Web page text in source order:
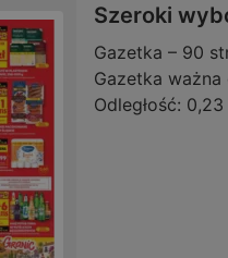
Szeroki
Gazetka – 90
Gazetka ważna
Odległość: 0,23